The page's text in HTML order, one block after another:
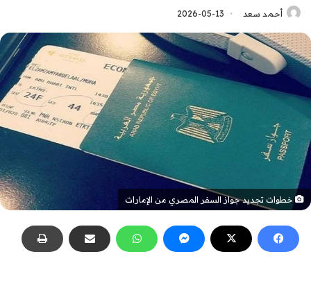
أحمد سعد 2026-05-13
خطوات تجديد جواز السفر المصري من الإمارات